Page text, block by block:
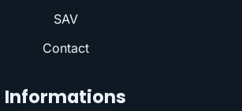
SAV
Contact
Informations